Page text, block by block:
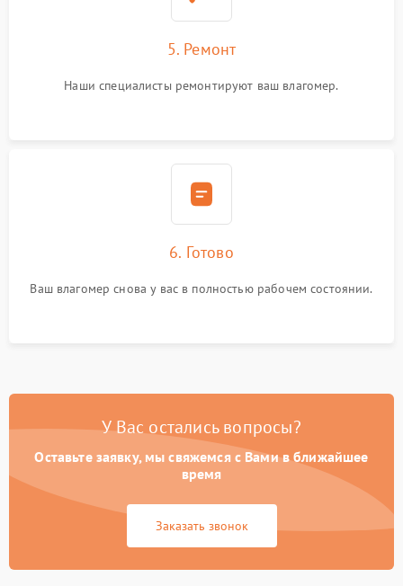
5. Ремонт
Наши специалисты ремонтируют ваш влагомер.
6. Готово
Ваш влагомер снова у вас в полностью рабочем состоянии.
У Вас остались вопросы?
Оставьте заявку, мы свяжемся с Вами в ближайшее
время
Заказать звонок